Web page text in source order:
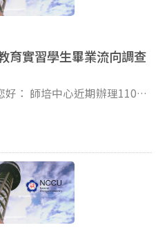
Detail?
敬祝 暑安 師培中心課程組 敬上
育實習學生畢業流向調查
110、
業流向調查，本中心期能瞭
及完成教育實習後之就業情
的重要參考。敬請同學撥冗
的回饋對本中心非常寶貴！
護法》規定嚴密保管及遵循法
。填答過程中倘有任何疑義，
連結｜
▶️ 調查期間｜